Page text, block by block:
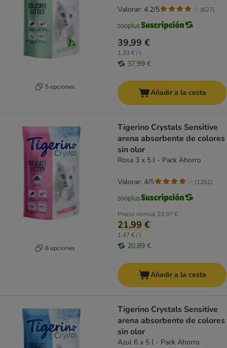
5 opciones
39,99 €
1,33 € / l
37,99 €
Valorar: 4.2/5 (627)
Añadir a la cesta
6 opciones
Tigerino Crystals Sensitive
arena absorbente de colores
sin olor
Rosa 3 x 5 l - Pack Ahorro
Precio normal 23,97 €
21,99 €
1,47 € / l
20,89 €
Valorar: 4/5 (1261)
Añadir a la cesta
Tigerino Crystals Sensitive
arena absorbente de colores
sin olor
Azul 6 x 5 l - Pack Ahorro